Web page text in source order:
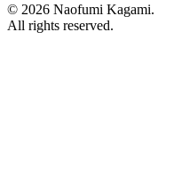
© 2026 Naofumi Kagami.
All rights reserved.